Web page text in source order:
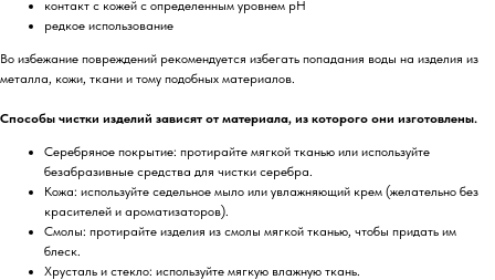
контакт с кожей с определенным уровнем pH
редкое использование
Во избежание повреждений рекомендуется избегать попадания воды на изделия из
металла, кожи, ткани и тому подобных материалов.
Способы чистки изделий зависят от материала, из которого они изготовлены.
Серебряное покрытие: протирайте мягкой тканью или используйте
безабразивные средства для чистки серебра.
Кожа: используйте седельное мыло или увлажняющий крем (желательно без
красителей и ароматизаторов).
Смолы: протирайте изделия из смолы мягкой тканью, чтобы придать им
блеск.
Хрусталь и стекло: используйте мягкую влажную ткань.